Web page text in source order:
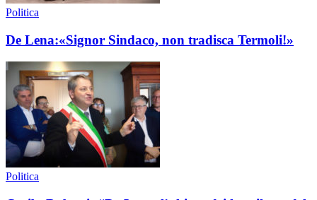
Politica
De Lena:«Signor Sindaco, non tradisca Termoli!»
Politica